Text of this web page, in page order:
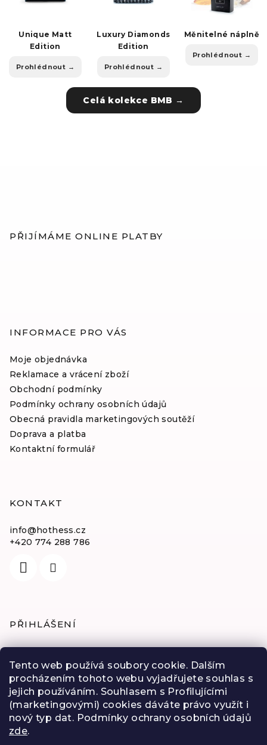
Tento web používá soubory cookie. Dalším
procházením tohoto webu vyjadřujete souhlas s
jejich používáním. Souhlasem s Profilujícími
(marketingovými) cookies dáváte právo využít i
nový typ dat. Podmínky ochrany osobních údajů
zde.
Unique Matt
Edition
Prohlédnout →
Luxury Diamonds
Edition
Prohlédnout →
Měnitelné náplně
Prohlédnout →
Celá kolekce BMB →
PŘIJÍMÁME ONLINE PLATBY
INFORMACE PRO VÁS
Moje objednávka
Reklamace a vrácení zboží
Obchodní podmínky
Podmínky ochrany osobních údajů
Obecná pravidla marketingových soutěží
Doprava a platba
Kontaktní formulář
KONTAKT
info@hothess.cz
+420 774 288 786
PŘIHLÁŠENÍ
Heslo
Přihlásit se
Nová registrace